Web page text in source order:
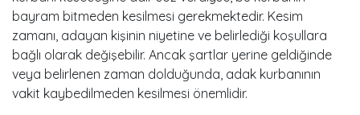
bayram bitmeden kesilmesi gerekmektedir. Kesim
zamanı, adayan kişinin niyetine ve belirlediği koşullara
bağlı olarak değişebilir. Ancak şartlar yerine geldiğinde
veya belirlenen zaman dolduğunda, adak kurbanının
vakit kaybedilmeden kesilmesi önemlidir.